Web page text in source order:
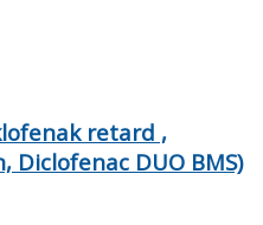
retard ,
Diclofenac DUO BMS)